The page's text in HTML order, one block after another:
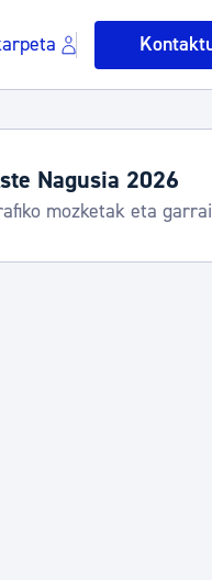
hondakinak eta
ordutegiak eta
Donostia Kirola,
Hondalea, Turismoa